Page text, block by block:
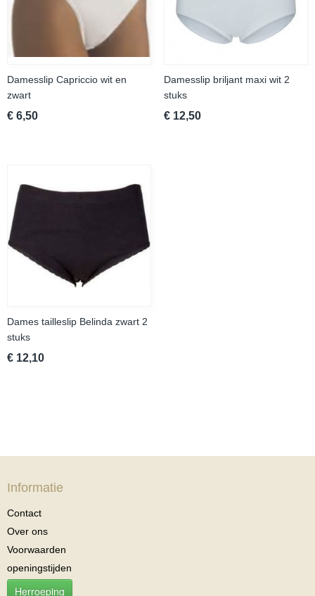
Damesslip Capriccio wit en
zwart
€ 6,50
Damesslip briljant maxi wit 2
stuks
€ 12,50
Dames tailleslip Belinda zwart 2
stuks
€ 12,10
Informatie
Contact
Over ons
Voorwaarden
openingstijden
Herroeping